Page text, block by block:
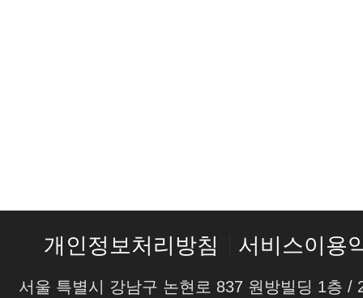
개인정보처리방침 서비스이용
서울 특별시 강남구 논현로 837 원방빌딩 1층 /